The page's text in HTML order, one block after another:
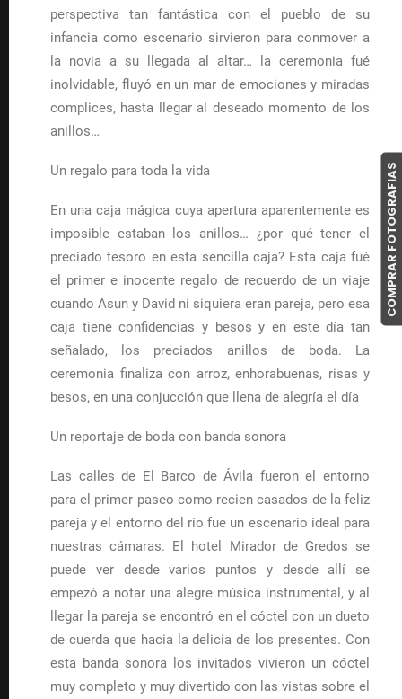
perspectiva tan fantástica con el pueblo de su
infancia como escenario sirvieron para conmover a
la novia a su llegada al altar… la ceremonia fué
inolvidable, fluyó en un mar de emociones y miradas
complices, hasta llegar al deseado momento de los
anillos…
Un regalo para toda la vida
En una caja mágica cuya apertura aparentemente es
imposible estaban los anillos… ¿por qué tener el
preciado tesoro en esta sencilla caja? Esta caja fué
el primer e inocente regalo de recuerdo de un viaje
cuando Asun y David ni siquiera eran pareja, pero esa
caja tiene confidencias y besos y en este día tan
señalado, los preciados anillos de boda. La
ceremonia finaliza con arroz, enhorabuenas, risas y
besos, en una conjucción que llena de alegría el día
Un reportaje de boda con banda sonora
Las calles de El Barco de Ávila fueron el entorno
para el primer paseo como recien casados de la feliz
pareja y el entorno del río fue un escenario ideal para
nuestras cámaras. El hotel Mirador de Gredos se
puede ver desde varios puntos y desde allí se
empezó a notar una alegre música instrumental, y al
llegar la pareja se encontró en el cóctel con un dueto
de cuerda que hacia la delicia de los presentes. Con
esta banda sonora los invitados vivieron un cóctel
muy completo y muy divertido con las vistas sobre el
COMPRAR FOTOGRAFIAS